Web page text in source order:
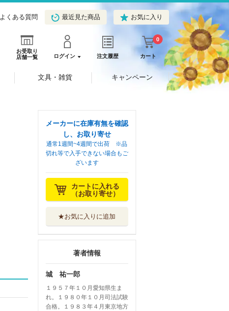
よくある質問 最近見た商品 お気に入り
お受取り
店舗一覧
ログイン 注文履歴 カート
0
文具・雑貨 キャンペーン
メーカーに在庫有無を確認
し、お取り寄せ
通常1週間~4週間で出荷 ※品
切れ等で入手できない場合もご
ざいます
カートに入れる
（お取り寄せ）
★お気に入りに追加
著者情報
城 祐一郎
１９５７年１０月愛知県生ま
れ。１９８０年１０月司法試験
合格。１９８３年４月東京地方